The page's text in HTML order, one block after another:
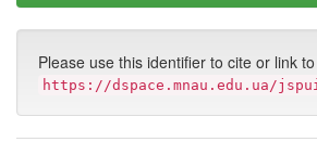
Please use this identifier to cite or link
https://dspace.mnau.edu.ua/